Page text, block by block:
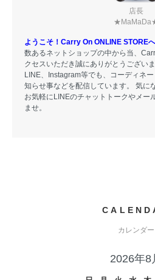
店長
ようこそ！Carry On ONLINE STOREへ
数あるネットショップの中から当、
クセスいただき誠にありがとうござい
LINE、Instagram等でも、コーディネ
知らせ事などを配信しています。 気に
お気軽にLINEのチャットトークやメー
ませ。
カレンダー
2026年8